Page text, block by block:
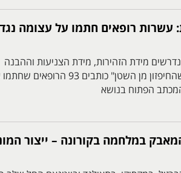
רופאים חתמו על עצומה
מידת הזהירות, מידת הצניעות וההבנה
שהחיפזון מן השטן" כותבים 93 הרופאים
הפתוח בנושא
במלחמה בקורונה – ייצור